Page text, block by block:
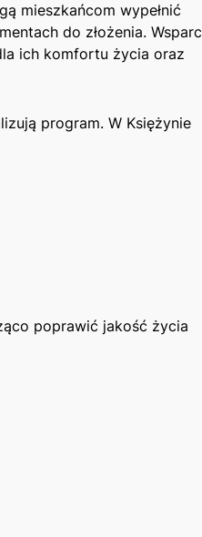
mieszkańcom wypełnić
do złożenia.
ich komfortu życia oraz
program. W Księżynie
poprawić jakość życia